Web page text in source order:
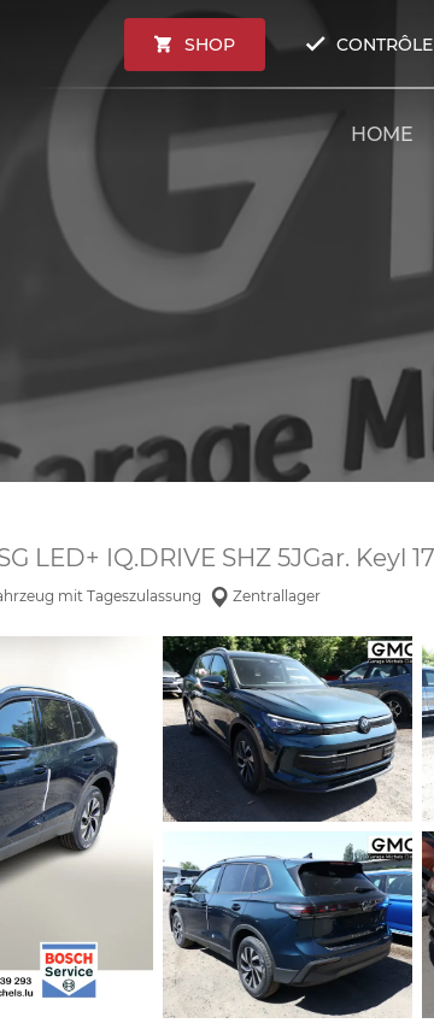
SHOP
HOME
LED+ IQ.DRIVE SHZ 5JGar. Keyl
mit Tageszulassung Zentrallager